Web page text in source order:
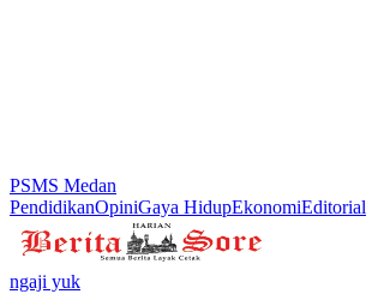
PSMS Medan
PendidikanOpiniGaya HidupEkonomiEditorial
ngaji yuk